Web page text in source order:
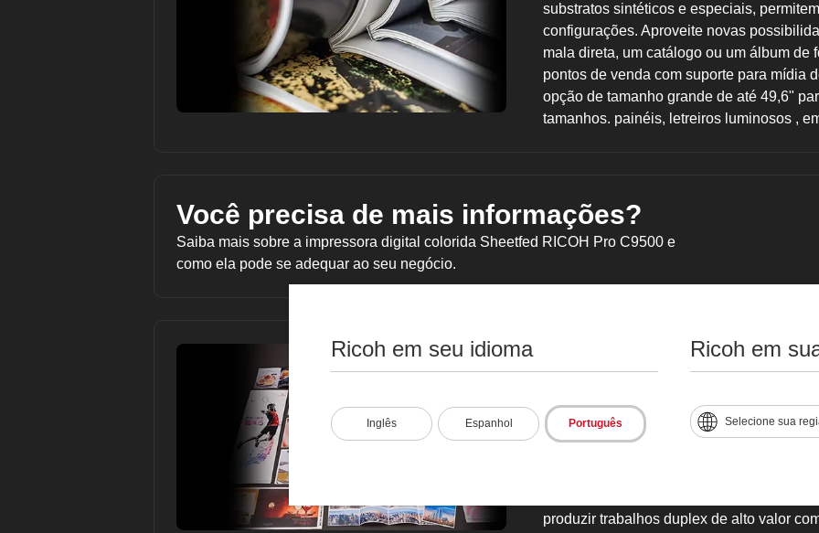
Ricoh em seu idioma
Inglês Espanhol Português
Ricoh em
Selecione sua
substratos sintéticos e especiais,
configurações. Aproveite novas
mala direta, um catálogo ou um álbum de
pontos de venda com suporte para mídia
opção de tamanho grande de até 49,6"
tamanhos. painéis, letreiros luminosos ,
Você precisa de mais informações?
Saiba mais sobre a impressora digital colorida Sheetfed RICOH Pro C9500 e
como ela pode se adequar ao seu negócio.
Detalhes vívidos
Atender melhor varejo, hotelaria,
onde a qualidade e a precisão das cores
qualidade fotográfica com resolução de
inovadoras, como diagnóstico
monitora automaticamente. Detecta
para manter a consistência. O registro
produzir trabalhos duplex de alto valor